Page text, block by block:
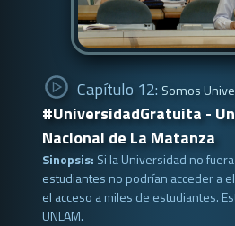
Capítulo 12: Somos
#UniversidadGratuita -
Nacional de La Matanza
Sinopsis: Si la Universidad no
estudiantes no podrían acceder a
el acceso a miles de estudiantes.
UNLAM.